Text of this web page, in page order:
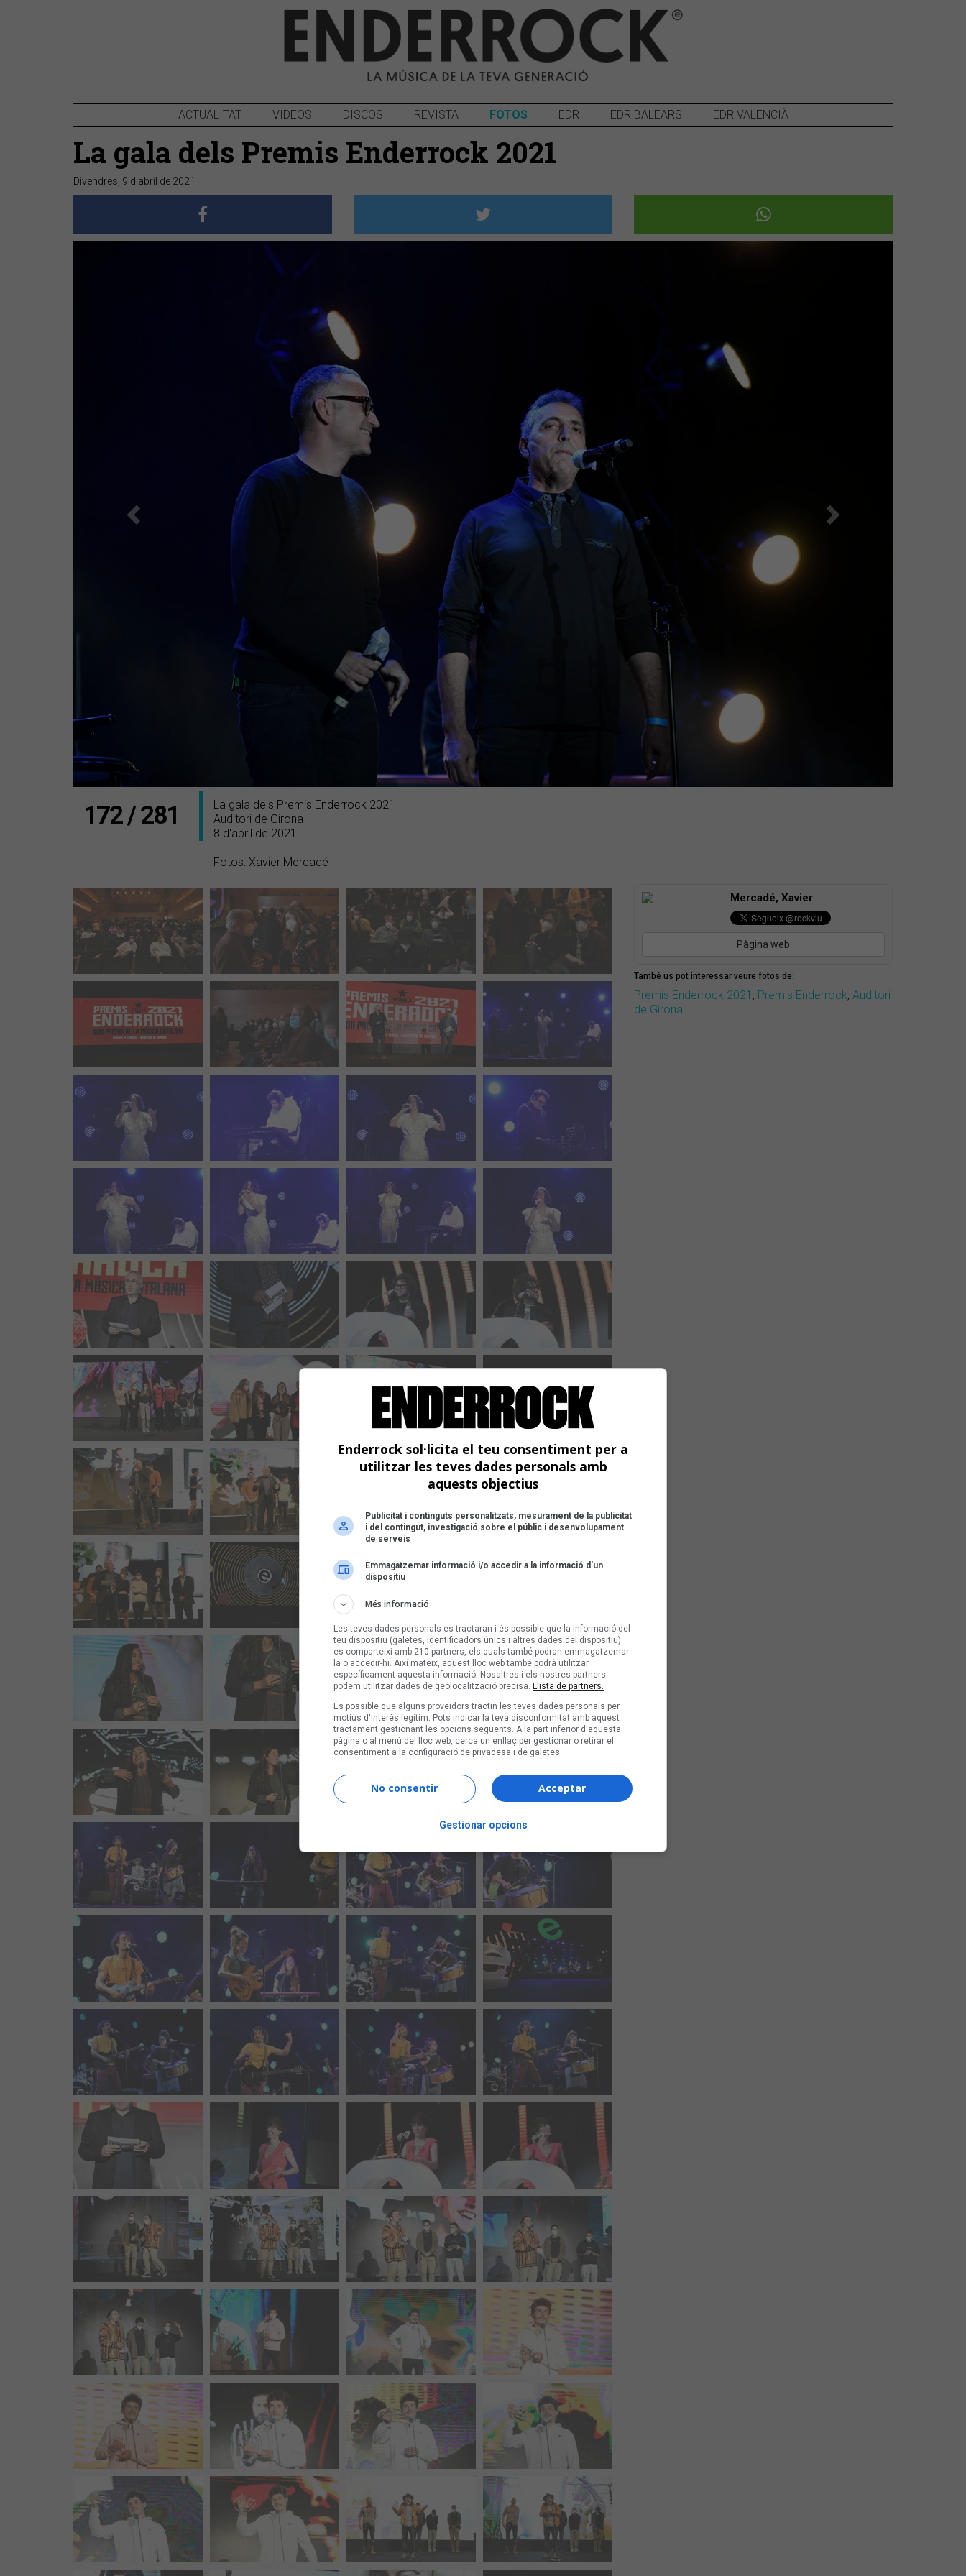
ACTUALITAT VÍDEOS DISCOS REVISTA FOTOS EDR EDR BALEARS EDR VALENCIÀ
La gala dels Premis Enderrock 2021
Divendres, 9 d'abril de 2021
172 / 281
La gala dels Premis Enderrock 2021
Auditori de Girona
8 d'abril de 2021
Fotos: Xavier Mercadé
Mercadé, Xavier
Pàgina web
També us pot interessar veure fotos de:
Premis Enderrock 2021 , Premis Enderrock, Auditori
de Girona
Enderrock sol·licita el teu consentiment per a
utilitzar les teves dades personals amb
aquests objectius
Publicitat i continguts personalitzats, mesurament de la publicitat
i del contingut, investigació sobre el públic i desenvolupament
de serveis
Emmagatzemar informació i/o accedir a la informació d’un
dispositiu
Més informació
Les teves dades personals es tractaran i és possible que la informació del
teu dispositiu (galetes, identificadors únics i altres dades del dispositiu)
es comparteixi amb 210 partners, els quals també podran emmagatzemar-
la o accedir-hi. Així mateix, aquest lloc web també podrà utilitzar
específicament aquesta informació. Nosaltres i els nostres partners
podem utilitzar dades de geolocalització precisa. Llista de partners.
És possible que alguns proveïdors tractin les teves dades personals per
motius d'interès legítim. Pots indicar la teva disconformitat amb aquest
tractament gestionant les opcions següents. A la part inferior d'aquesta
pàgina o al menú del lloc web, cerca un enllaç per gestionar o retirar el
consentiment a la configuració de privadesa i de galetes.
Acceptar
No consentir
Gestionar opcions